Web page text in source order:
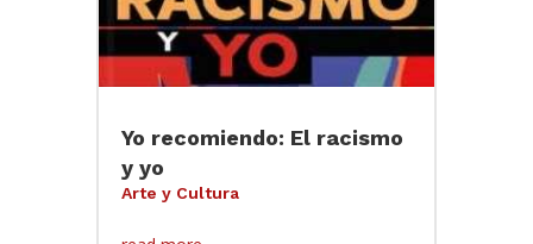
Yo recomiendo: El racismo
y yo
Arte y Cultura